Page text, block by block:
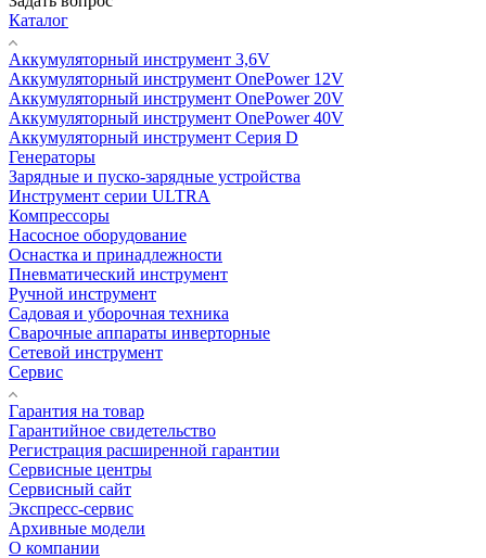
Каталог
Аккумуляторный инструмент 3,6V
Аккумуляторный инструмент OnePower 12V
Аккумуляторный инструмент OnePower 20V
Аккумуляторный инструмент OnePower 40V
Аккумуляторный инструмент Серия D
Генераторы
Зарядные и пуско-зарядные устройства
Инструмент серии ULTRA
Компрессоры
Насосное оборудование
Оснастка и принадлежности
Пневматический инструмент
Ручной инструмент
Садовая и уборочная техника
Сварочные аппараты инверторные
Сетевой инструмент
Сервис
Гарантия на товар
Гарантийное свидетельство
Регистрация расширенной гарантии
Сервисные центры
Сервисный сайт
Экспресс-сервис
Архивные модели
О компании